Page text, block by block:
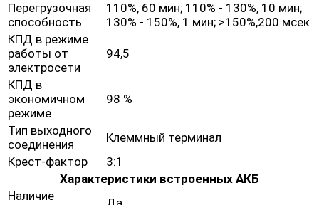
Перегрузочная
способность
110%, 60 мин; 110% - 130%, 10 мин;
130% - 150%, 1 мин; >150%,200 мсек
КПД в режиме
работы от
электросети
94,5
КПД в
экономичном
режиме
98 %
Тип выходного
соединения
Клеммный терминал
Крест-фактор
3:1
Характеристики встроенных АКБ
Наличие